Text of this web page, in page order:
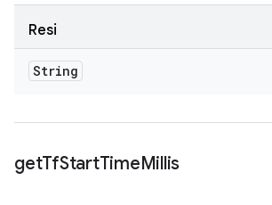
Resi
String
getTfStartTimeMillis